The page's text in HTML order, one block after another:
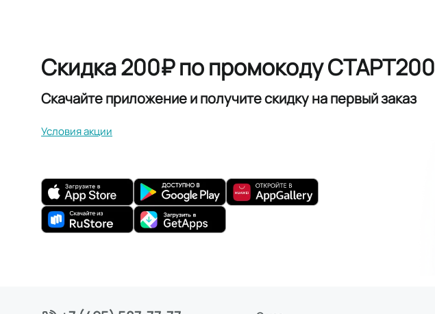
Скидка 200₽ по промокоду СТАРТ200
Скачайте приложение и получите скидкуна первый заказ
Условия акции